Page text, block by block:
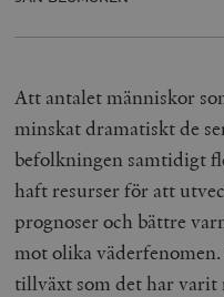
Att antalet människor
minskat dramatiskt de
befolkningen samtidigt
haft resurser för att
prognoser och bättre
mot olika
tillväxt som det har